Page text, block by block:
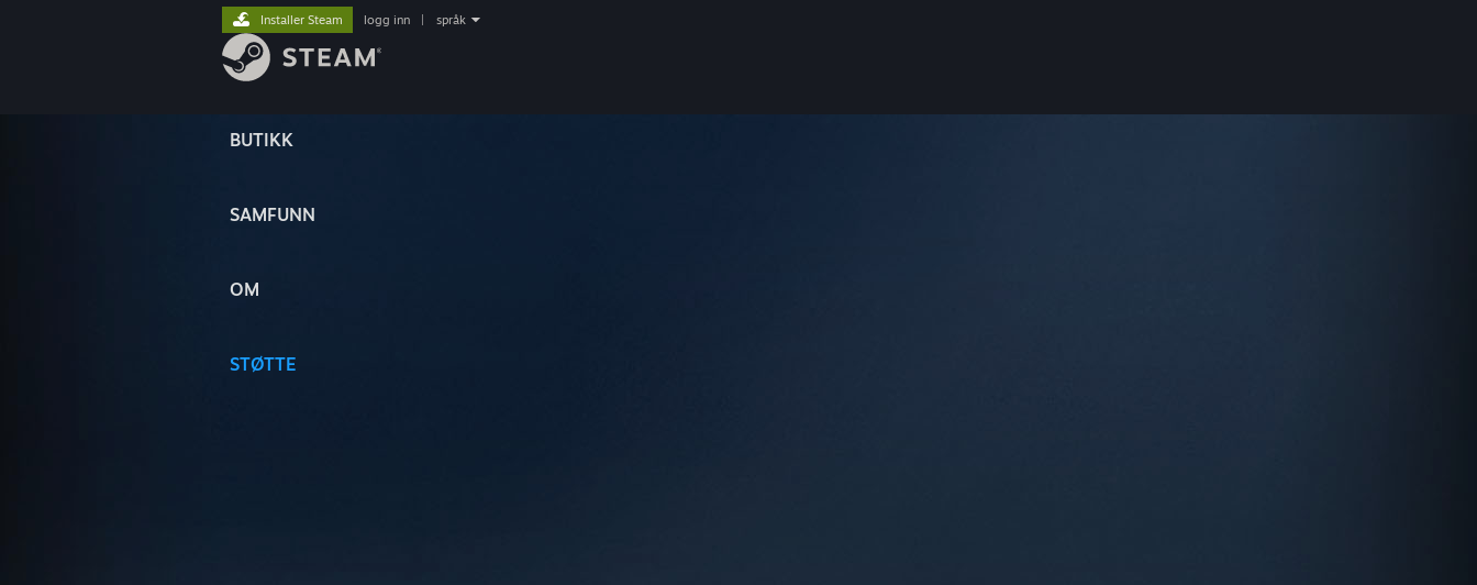
BUTIKK
SAMFUNN
OM
STØTTE
Installer Steam logg inn språk